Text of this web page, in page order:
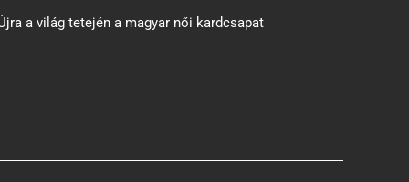
a világ tetején a magyar női kardcsapat